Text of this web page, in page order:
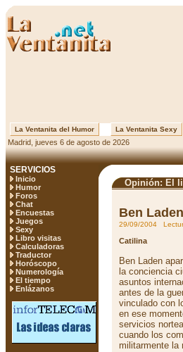
La Ventanita del Humor La Ventanita Sexy
Madrid, jueves 6 de agosto de 2026
SERVICIOS
Inicio
Humor
Foros
Chat
Encuestas
Juegos
Sexy
Libro visitas
Calculadoras
Traductor
Horóscopo
Numerología
El tiempo
Enlázanos
Opinión: El
Ben
29/09/2004
Catilina
Ben Laden
la conciencia
asuntos
antes de la
vinculado con
en ese
servicios
cuando los
militarmente la